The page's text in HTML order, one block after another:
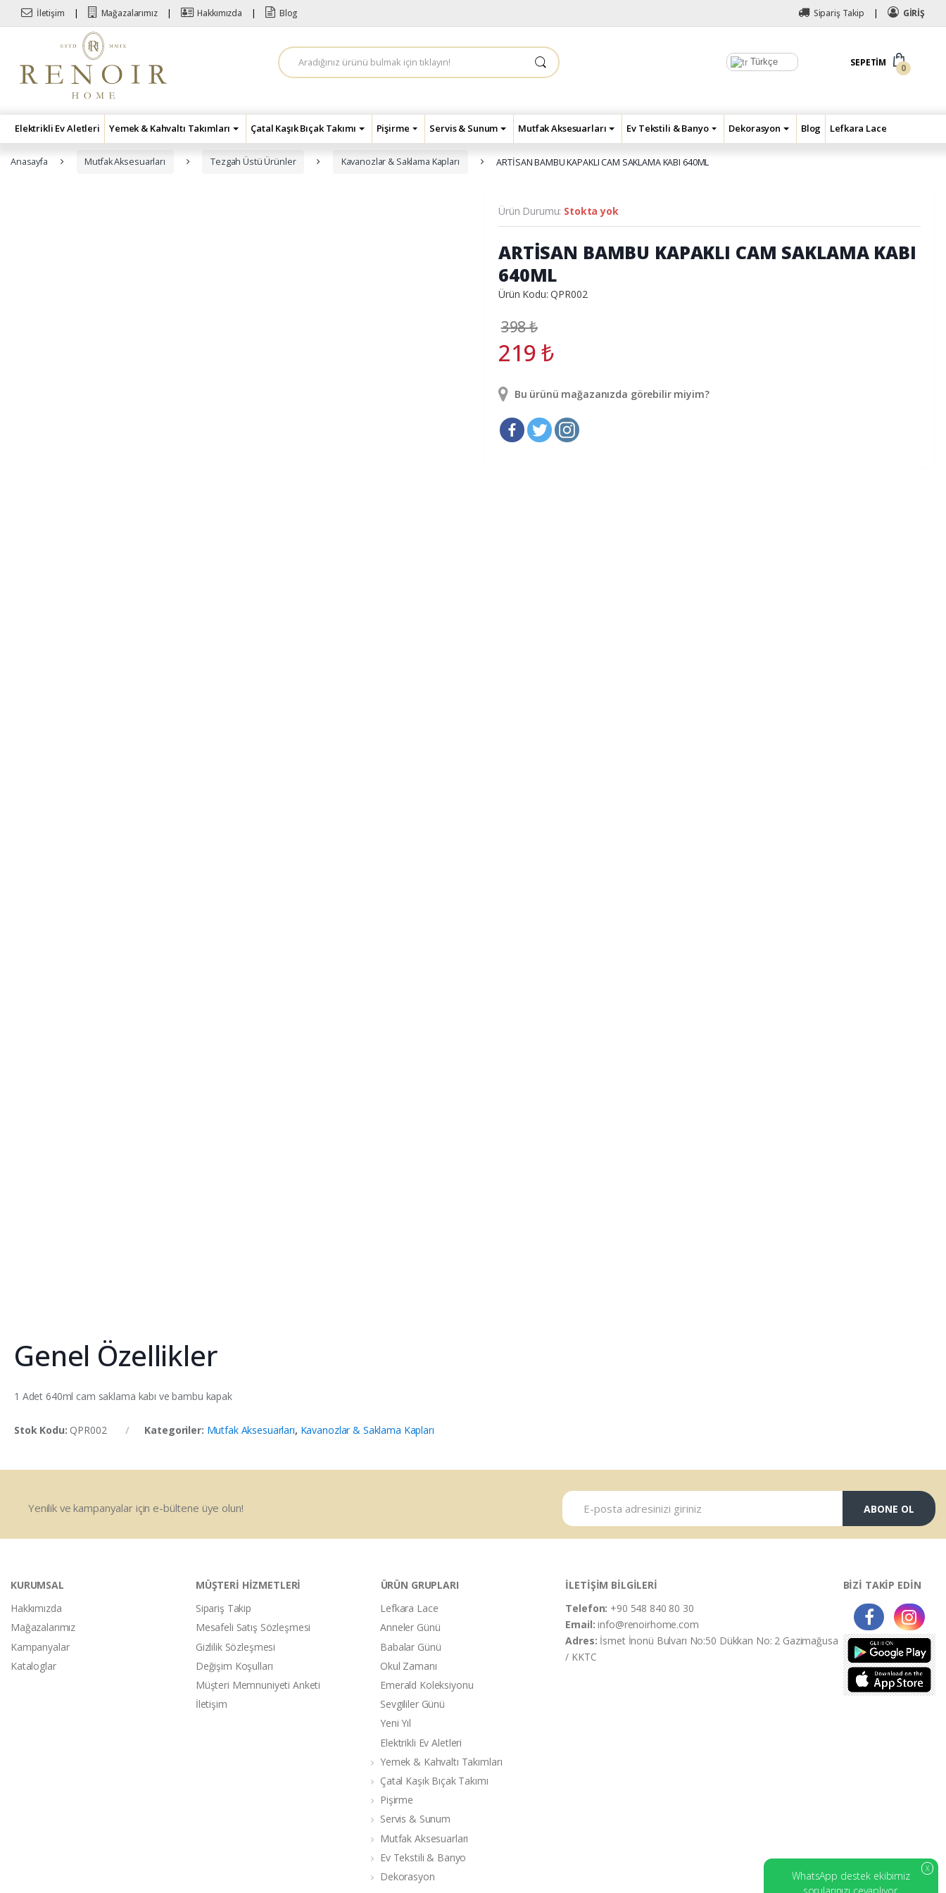
Skip to navigation
Skip to content
İletişim Mağazalarımız Hakkımızda Blog Sipariş Takip GİRİŞ
Türkçe
A
r
a
SEPETIM
0
Elektrikli Ev Aletleri Yemek & Kahvaltı Takımları Çatal Kaşık Bıçak Takımı Pişirme Servis & Sunum Mutfak Aksesuarları Ev Tekstili & Banyo Dekorasyon Blog Lefkara Lace
Anasayfa Mutfak Aksesuarları Tezgah Üstü Ürünler Kavanozlar & Saklama Kapları ARTİSAN BAMBU KAPAKLI CAM SAKLAMA KABI 640ML
Genel Özellikler
1 Adet 640ml cam saklama kabı ve bambu kapak
Stok Kodu: QPR002 Kategoriler: Mutfak Aksesuarları, Kavanozlar & Saklama Kapları
Ürün Durumu: Stokta yok
ARTİSAN BAMBU KAPAKLI CAM SAKLAMA KABI
640ML
Ürün Kodu: QPR002
398₺
219₺
Bu ürünü mağazanızda görebilir miyim?
Yenilik ve kampanyalar için e-bültene üye olun! ABONE OL
KURUMSAL
Hakkımızda
Mağazalarımız
Kampanyalar
Kataloglar
MÜŞTERİ HİZMETLERİ
Sipariş Takip
Mesafeli Satış Sözleşmesi
Gizlilik Sözleşmesi
Değişim Koşulları
Müşteri Memnuniyeti Anketi
İletişim
ÜRÜN GRUPLARI
Lefkara Lace
Anneler Günü
Babalar Günü
Okul Zamanı
Emerald Koleksiyonu
Sevgililer Günü
Yeni Yıl
Elektrikli Ev Aletleri
Yemek & Kahvaltı Takımları
Çatal Kaşık Bıçak Takımı
Pişirme
Servis & Sunum
Mutfak Aksesuarları
Ev Tekstili & Banyo
Dekorasyon
İLETİŞİM BİLGİLERİ
Telefon: +90 548 840 80 30
Email:info@renoirhome.com
Adres: İsmet İnonü Bulvarı No:50 Dükkan No: 2 Gazimağusa
/ KKTC
BİZİ TAKİP EDİN
X
WhatsApp destek ekibimiz